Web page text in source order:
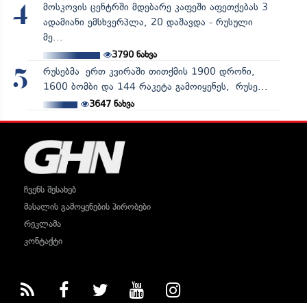
4
მოსკოვის ცენტრში მდებარე კაფეში აფეთქებას 3
ადამიანი ემსხვერპლა, 20 დაშავდა - რუსული
მე...
3790ნახვა
5
რუსებმა ერთ კვირაში თითქმის 1900 დრონი,
1600 ბომბი და 144 რაკეტა გამოიყენეს, რუსე...
3647ნახვა
ჩვენს შესახებ
მასალის გამოყენების პირობები
რეკლამა
კონტაქტი